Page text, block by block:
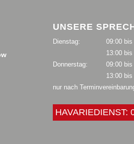
UNSERE
Dienstag:
09:00 bis
13:00
Donnerstag:
09:00 bis
13:00
nur nach
HAVARIEDIENST: